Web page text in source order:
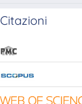
Citazioni